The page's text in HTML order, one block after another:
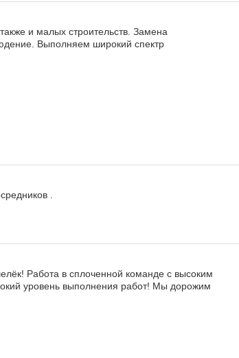
и малых строительств. Замена
Выполняем широкий спектр
.
Работа в сплоченной команде с высоким
уровень выполнения работ! Мы дорожим